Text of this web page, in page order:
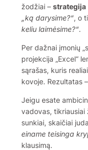
žodžiai – strategija
„ką darysime?“, o
keliu laimėsime?“.
Per dažnai įmonių
projekcija „Excel“
sąrašas, kuris
kovoje. Rezultatas
Jeigu esate
vadovas, tikriausiai
sunkiai, skaičiai
einame teisinga
klausimą.